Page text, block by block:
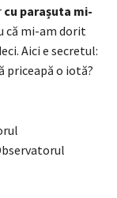
cu parașuta mi-
că mi-am dorit
Aici e secretul:
priceapă o iotă?